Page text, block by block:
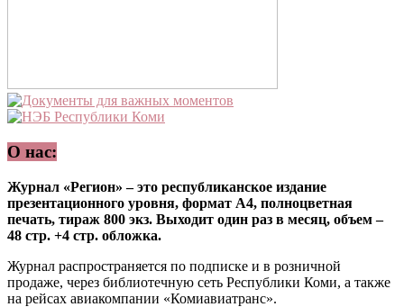
О нас:
Журнал «Регион» – это республиканское издание
презентационного уровня, формат А4, полноцветная
печать, тираж 800 экз. Выходит один раз в месяц, объем –
48 стр. +4 стр. обложка.
Журнал распространяется по подписке и в розничной
продаже, через библиотечную сеть Республики Коми, а также
на рейсах авиакомпании «Комиавиатранс».